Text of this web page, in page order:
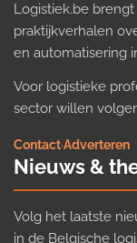
Logistiek.be
praktijkverhalen
en automatisering
Voor logistieke
sector willen
Contact·Adverteren
Nieuws &
Volg het laatste
in de Belgische